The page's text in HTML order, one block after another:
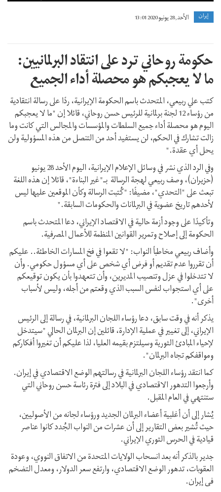
إيران الأحد, 28 يونيو 2020 13:01
حكومة روحاني ترد على انتقاد البرلمانيين:
ما لا يعجبكم هو محصلة أداء الجميع
كتب علي ربيعي، المتحدث باسم الحكومة الإيرانية، ردًا على رسالة انتقادية
من رؤساء 12 لجنة برلمانية للرئيس حسن روحاني، قائلا إن "ما لا يعجبكم
اليوم هو محصلة أداء جميع السلطات والمؤسسات والمجالس التي كانت وما
زالت تشارك في الحكم، لن يستفيد أحد من التنصل من هذه المسؤولية ولن
يحل أي عقدة."
وفي الرد الذي نشر في وسائل الإعلام الإيرانية، اليوم الأحد 28 يونيو
(حزيران)، وصف ربيعي لهجة الرسالة بـ"غير البناءة"، قائلا إن هذه اللغة
تبعث على "التحدي"، مضيفًا: "كُتبت الرسالة وكأن الموقعين عليها ليس
لأحدهم تاريخ عضوية في البرلمانات والحكومات السابقة."
وتأكيدًا على وجود أزمة حالية في الاقتصاد الإيراني، دعا المتحدث باسم
الحكومة إلى إصلاح وتمرير القوانين المنظمة للأعمال المصرفية.
وأضاف ربيعي مخاطباً النواب: "لا تقعوا في فخ المسارات الخاطئة.. عليكم
أن تقرروا عدم تقديم أو فرض أي شخص على أي مسؤول حكومي. وأن
لا تتدخلوا في عزل وتنصيب المديرين، وأن تتعهدوا بأن يكون توقيعكم
على أي استجواب لنفس السبب الذي وقعتم من أجله، وليس لأسباب
أخرى".
يذكر أنه في وقت سابق، دعا رؤساء اللجان البرلمانية، في رسالة إلى الرئيس
الإيراني، إلى تغيير في عملية الإدارة، قائلين إن البرلمان الحالي "سيتدخل
لإحياء المبادئ الثورية وسيلتزم بقيمه العليا، لذا عليكم أن تغيروا أفكاركم
ومواقفكم تجاه البرلمان".
كما انتقد رؤساء اللجان البرلمانية في رسالتهم الوضع الاقتصادي في إيران.
وأرجعوا التدهور الاقتصادي في البلاد إلى فترة رئاسة حسن روحاني التي
ستنتهي في العام المقبل.
يُشار إلى أن أغلبية أعضاء البرلمان الجديد ورؤساء لجانه من الأصوليين،
حيث تُشير بعض التقارير إلى أن عشرات من النواب الجُدد كانوا عناصر
قيادية في الحرس الثوري الإيراني.
جدير بالذكر أنه بعد انسحاب الولايات المتحدة من الاتفاق النووي، وعودة
العقوبات، تدهور الوضع الاقتصادي، وارتفع سعر الدولار، ومعدل التضخم
فی إیران.